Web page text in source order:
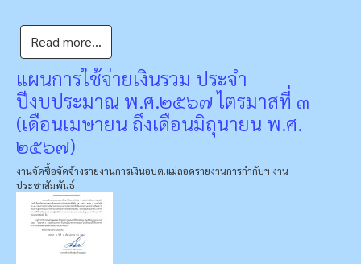
Read more...
แผนการใช้จ่ายเงินรวม ประจำ
ปีงบประมาณ พ.ศ.๒๕๖๗ ไตรมาสที่ ๓
(เดือนเมษายน ถึงเดือนมิถุนายน พ.ศ.
๒๕๖๗)
งานจัดซื้อจัดจ้างรายงานการเงินอบต.แม่ถอดรายงานการกำกับฯ งาน
ประชาสัมพันธ์